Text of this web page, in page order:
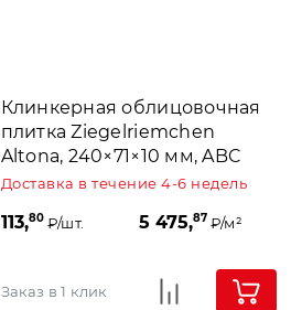
Клинкерная облицовочная
плитка Ziegelriemchen
Altona, 240×71×10 мм, ABC
Klinkergruppe
Доставка в течение 4-6 недель
113,80₽/шт. 5 475,87 ₽/м²
Заказ в 1 клик